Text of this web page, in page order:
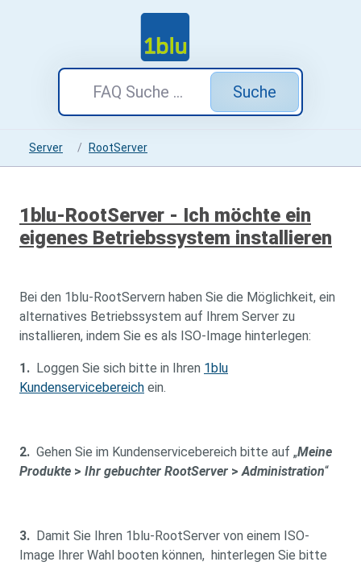
Suche
Server RootServer
1blu-RootServer - Ich möchte ein
eigenes Betriebssystem installieren
Bei den 1blu-RootServern haben Sie die Möglichkeit, ein
alternatives Betriebssystem auf Ihrem Server zu
installieren, indem Sie es als ISO-Image hinterlegen:
1. Loggen Sie sich bitte in Ihren 1blu
Kundenservicebereich ein.
2. Gehen Sie im Kundenservicebereich bitte auf „Meine
Produkte > Ihr gebuchter RootServer >Administration“
3. Damit Sie Ihren 1blu-RootServer von einem ISO-
Image Ihrer Wahl booten können, hinterlegen Sie bitte